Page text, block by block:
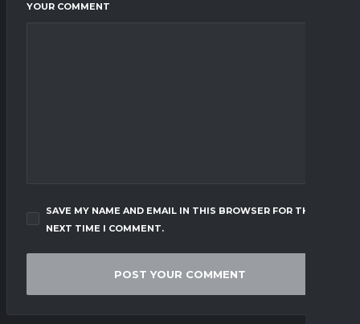
YOUR COMMENT
SAVE MY NAME AND EMAIL IN THIS BROWSER FOR THE
NEXT TIME I COMMENT.